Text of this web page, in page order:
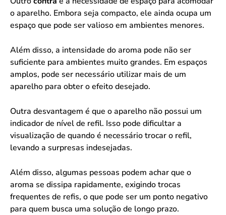
o aparelho. Embora seja compacto, ele ainda ocupa um
espaço que pode ser valioso em ambientes menores.
Além disso, a intensidade do aroma pode não ser
suficiente para ambientes muito grandes. Em espaços
amplos, pode ser necessário utilizar mais de um
aparelho para obter o efeito desejado.
Outra desvantagem é que o aparelho não possui um
indicador de nível de refil. Isso pode dificultar a
visualização de quando é necessário trocar o refil,
levando a surpresas indesejadas.
Além disso, algumas pessoas podem achar que o
aroma se dissipa rapidamente, exigindo trocas
frequentes de refis, o que pode ser um ponto negativo
para quem busca uma solução de longo prazo.